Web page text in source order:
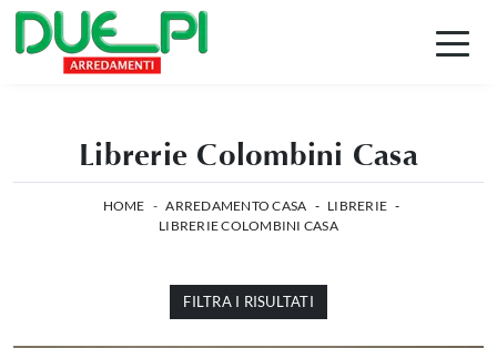
Librerie Colombini Casa
HOME - ARREDAMENTO CASA - LIBRERIE -
LIBRERIE COLOMBINI CASA
FILTRA I RISULTATI